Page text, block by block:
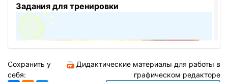
Задания для тренировки
Сохранить у
себя:
Дидактические материалы для работы в
графическом редакторе